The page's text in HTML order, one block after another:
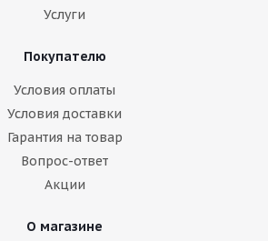
Услуги
Покупателю
Условия оплаты
Условия доставки
Гарантия на товар
Вопрос-ответ
Акции
О магазине